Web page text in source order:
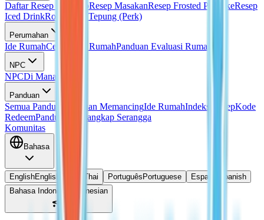
Daftar Resep LengkapResep MasakanResep Frosted PancakeResep
Iced DrinkRoti Tanpa Tepung (Perk)
Perumahan
Ide RumahCetak Biru RumahPanduan Evaluasi Rumah
NPC
NPCDi Mana Doris?
Panduan
Semua Panduan Panduan MemancingIde RumahIndeks ResepKode
RedeemPanduan Menangkap Serangga
Komunitas
Bahasa
EnglishEnglish Thai Português Portuguese Español
Spanish
Bahasa Indonesia
Indonesian